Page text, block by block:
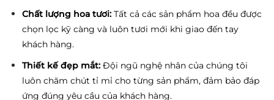
Chất lượng hoa tươi:Tất cả các sản phẩm hoa đều được
chọn lọc kỹ càng và luôn tươi mới khi giao đến tay
khách hàng.
Thiết kế đẹp mắt:Đội ngũ nghệ nhân của chúng tôi
luôn chăm chút tỉ mỉ cho từng sản phẩm, đảm bảo đáp
ứng đúng yêu cầu của khách hàng.